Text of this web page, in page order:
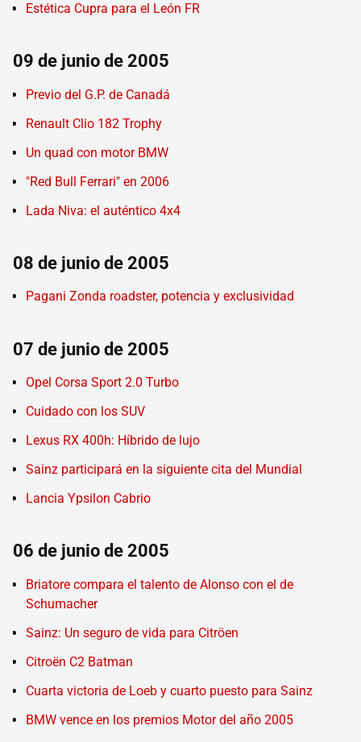
Estética Cupra para el León FR
09 de junio de 2005
Previo del G.P. de Canadá
Renault Clio 182 Trophy
Un quad con motor BMW
"Red Bull Ferrari" en 2006
Lada Niva: el auténtico 4x4
08 de junio de 2005
Pagani Zonda roadster, potencia y exclusividad
07 de junio de 2005
Opel Corsa Sport 2.0 Turbo
Cuidado con los SUV
Lexus RX 400h: Híbrido de lujo
Sainz participará en la siguiente cita del Mundial
Lancia Ypsilon Cabrio
06 de junio de 2005
Briatore compara el talento de Alonso con el de
Schumacher
Sainz: Un seguro de vida para Citröen
Citroën C2 Batman
Cuarta victoria de Loeb y cuarto puesto para Sainz
BMW vence en los premios Motor del año 2005